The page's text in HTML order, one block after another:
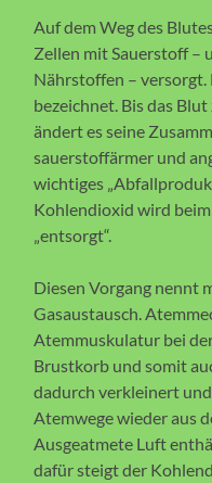
Auf dem Weg des
Zellen mit Sauerstoff –
Nährstoffen – versorgt.
bezeichnet. Bis das
ändert es seine
sauerstoffärmer und
wichtiges
Kohlendioxid wird
„entsorgt“.
Diesen Vorgang nennt
Gasaustausch.
Atemmuskulatur bei
Brustkorb und somit
dadurch verkleinert
Atemwege wieder aus
Ausgeatmete Luft
dafür steigt der